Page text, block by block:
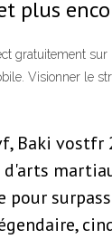
plus
gratuitement
Visionner le
Baki vostfr
pour